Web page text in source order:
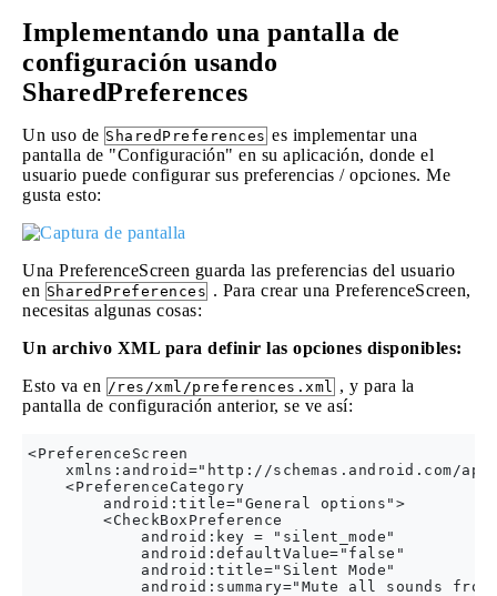
Implementando una pantalla de
configuración usando
SharedPreferences
Un uso de SharedPreferences es implementar una
pantalla de "Configuración" en su aplicación, donde el
usuario puede configurar sus preferencias / opciones. Me
gusta esto:
Una PreferenceScreen guarda las preferencias del usuario
en SharedPreferences . Para crear una PreferenceScreen,
necesitas algunas cosas:
Un archivo XML para definir las opciones disponibles:
Esto va en /res/xml/preferences.xml , y para la
pantalla de configuración anterior, se ve así:
<PreferenceScreen
xmlns:android="http://schemas.android.com/
    <PreferenceCategory
        android:title="General options">
        <CheckBoxPreference
            android:key = "silent_mode"
            android:defaultValue="false"
            android:title="Silent Mode"
android:summary="Mute all sounds from